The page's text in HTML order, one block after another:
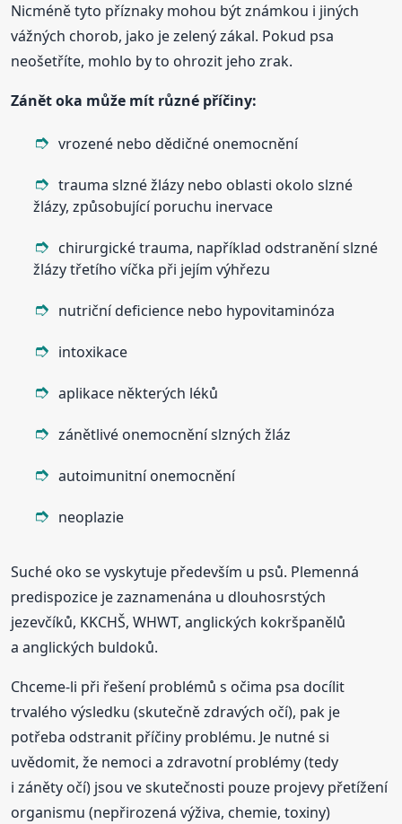
Nicméně tyto příznaky mohou být známkou i jiných
vážných chorob, jako je zelený zákal. Pokud psa
neošetříte, mohlo by to ohrozit jeho zrak.
Zánět oka může mít různé příčiny:
vrozené nebo dědičné onemocnění
trauma slzné žlázy nebo oblasti okolo slzné
žlázy, způsobující poruchu inervace
chirurgické trauma, například odstranění slzné
žlázy třetího víčka při jejím výhřezu
nutriční deficience nebo hypovitaminóza
intoxikace
aplikace některých léků
zánětlivé onemocnění slzných žláz
autoimunitní onemocnění
neoplazie
Suché oko se vyskytuje především u psů. Plemenná
predispozice je zaznamenána u dlouhosrstých
jezevčíků, KKCHŠ, WHWT, anglických kokršpanělů
a anglických buldoků.
Chceme-li při řešení problémů s očima psa docílit
trvalého výsledku (skutečně zdravých očí), pak je
potřeba odstranit příčiny problému. Je nutné si
uvědomit, že nemoci a zdravotní problémy (tedy
i záněty očí) jsou ve skutečnosti pouze projevy přetížení
organismu (nepřirozená výživa, chemie, toxiny)